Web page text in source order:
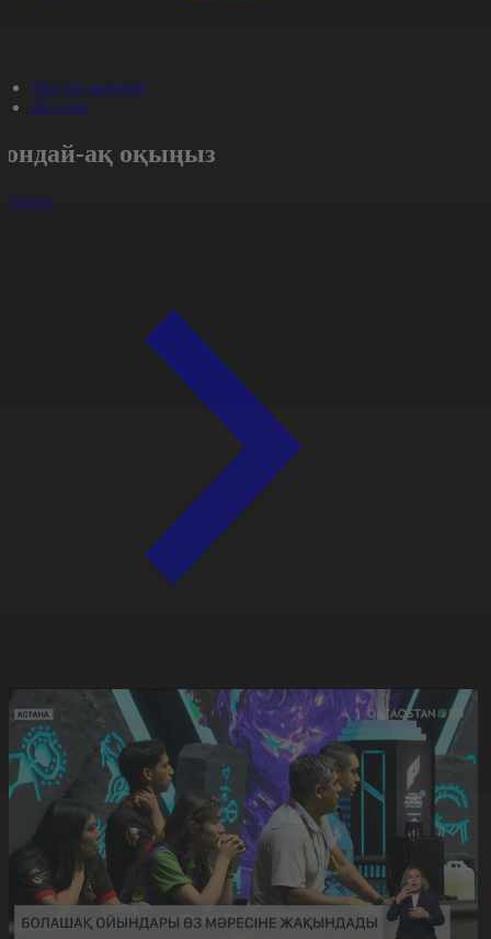
#Басты ақпарат
#Қоғам
ақ оқыңыз